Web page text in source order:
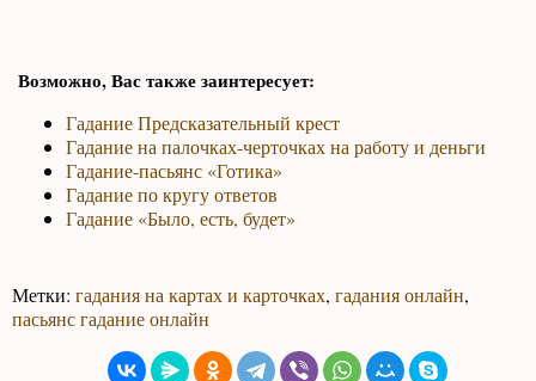
Возможно, Вас также заинтересует:
Гадание Предсказательный крест
Гадание на палочках-черточках на работу и деньги
Гадание-пасьянс «Готика»
Гадание по кругу ответов
Гадание «Было, есть, будет»
Метки:гадания на картах и карточках,гадания онлайн,
пасьянс гадание онлайн